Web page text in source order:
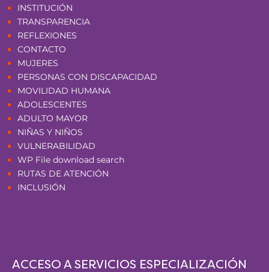
INSTITUCIÓN
TRANSPARENCIA
REFLEXIONES
CONTACTO
MUJERES
PERSONAS CON DISCAPACIDAD
MOVILIDAD HUMANA
ADOLESCENTES
ADULTO MAYOR
NIÑAS Y NIÑOS
VULNERABILIDAD
WP File download search
RUTAS DE ATENCIÓN
INCLUSIÓN
ACCESO A SERVICIOS ESPECIALIZACIÓN